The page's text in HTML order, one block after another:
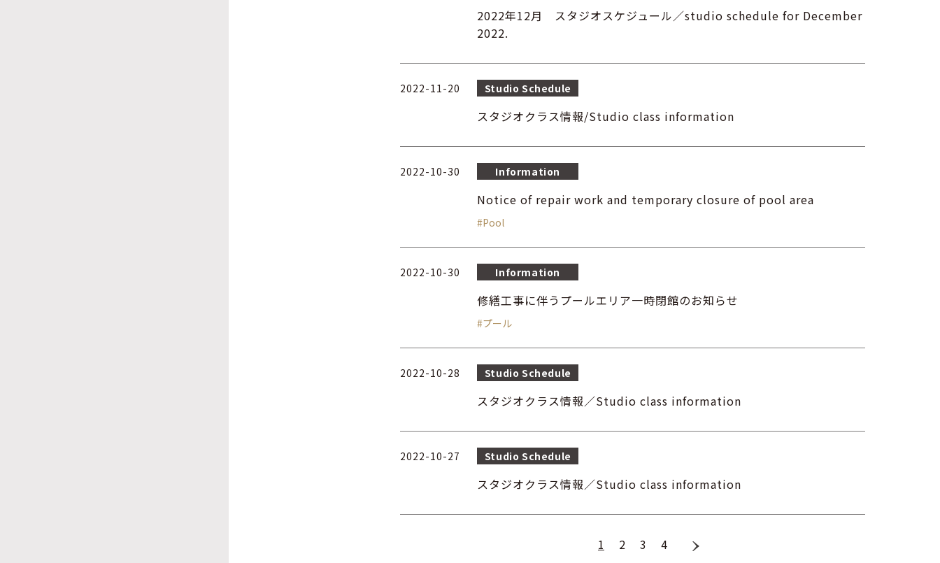
2022年12月 スタジオスケジュール／studio schedule for December
2022.
2022-11-20 Studio Schedule
スタジオクラス情報/Studio class information
2022-10-30 Information
Notice of repair work and temporary closure of pool area
#Pool
2022-10-30 Information
修繕工事に伴うプールエリア一時閉館のお知らせ
#プール
2022-10-28 Studio Schedule
スタジオクラス情報／Studio class information
2022-10-27 Studio Schedule
スタジオクラス情報／Studio class information
1 2 3
4